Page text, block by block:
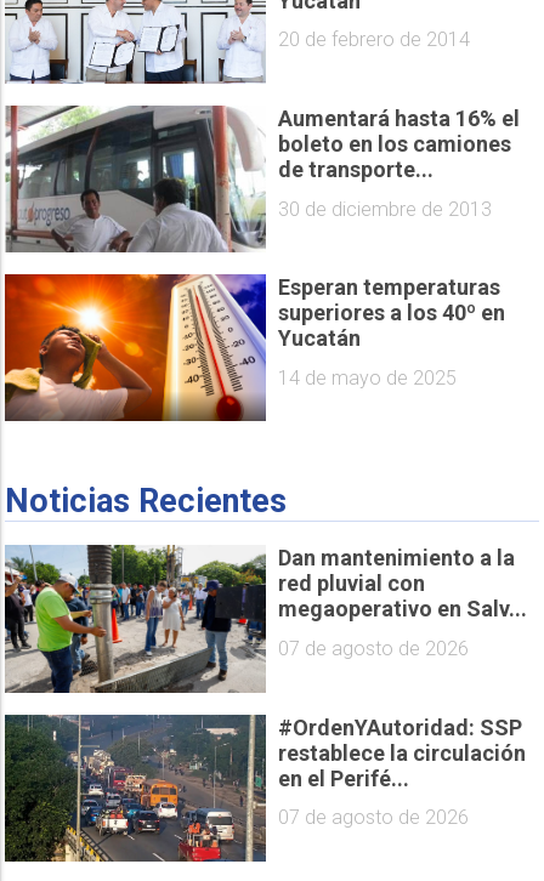
20 de febrero de 2014
Aumentará hasta 16% el
boleto en los camiones
de transporte...
30 de diciembre de 2013
Esperan temperaturas
superiores a los 40º en
Yucatán
14 de mayo de 2025
Noticias Recientes
Dan mantenimiento a la
red pluvial con
megaoperativo en Salv...
07 de agosto de 2026
#OrdenYAutoridad: SSP
restablece la circulación
en el Perifé...
07 de agosto de 2026